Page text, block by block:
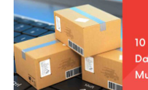
Ongkir
Harga
Paling
Murah?